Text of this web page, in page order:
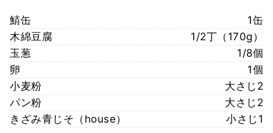
鯖缶
1缶
木綿豆腐
1/2丁（170g）
玉葱
1/8個
卵
1個
小麦粉
大さじ2
パン粉
大さじ2
きざみ青じそ（house）
小さじ1